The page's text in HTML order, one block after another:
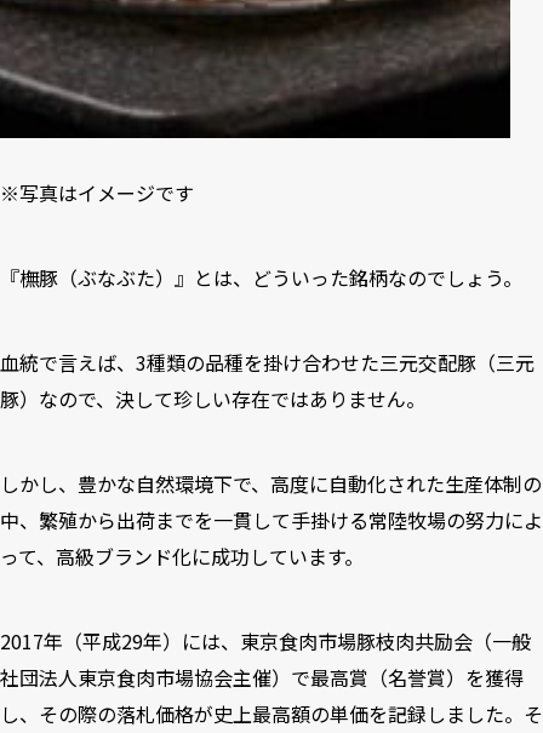
※写真はイメージです
『橅豚（ぶなぶた）』とは、どういった銘柄なのでしょう。
血統で言えば、3種類の品種を掛け合わせた三元交配豚（三元
豚）なので、決して珍しい存在ではありません。
しかし、豊かな自然環境下で、高度に自動化された生産体制の
中、繁殖から出荷までを一貫して手掛ける常陸牧場の努力によ
って、高級ブランド化に成功しています。
2017年（平成29年）には、東京食肉市場豚枝肉共励会（一般
社団法人東京食肉市場協会主催）で最高賞（名誉賞）を獲得
し、その際の落札価格が史上最高額の単価を記録しました。そ